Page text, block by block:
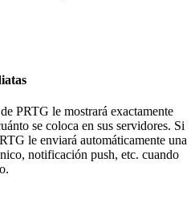
PRTG le mostrará exactamente
se coloca en sus servidores. Si
le enviará automáticamente una
notificación push, etc. cuando